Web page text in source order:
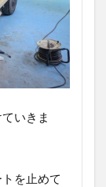
いきま
を止めて